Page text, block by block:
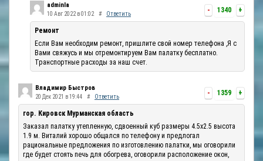
- 1340 +
adminla
10 Авг 2022 в 01:02 # Ответить
Ремонт
Если Вам необходим ремонт, пришлите свой номер телефона ,Я с
Вами свяжусь и мы отремонтируем Вам палатку бесплатно.
Транспортные расходы за наш счет.
- 1359 +
Владимир Быстров
20 Дек 2021 в 19:44 # Ответить
гор. Кировск Мурманская область
Заказал палатку утепленную, сдвоенный куб размеры 4.5х2.5 высота
1.9 м. Виталий хорошо общался по телефону и предлогал
рациональные предложения по изготовлению палатки, мы оговорили
где будет стоять печь для обогрева, оговорили расположение окон,